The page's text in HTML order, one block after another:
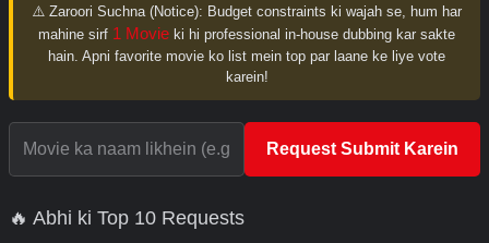
⚠️ Zaroori Suchna (Notice): Budget constraints ki wajah se, hum har
mahine sirf 1 Movie ki hi professional in-house dubbing kar sakte
hain. Apni favorite movie ko list mein top par laane ke liye vote
karein!
Request Submit Karein
🔥 Abhi ki Top 10 Requests